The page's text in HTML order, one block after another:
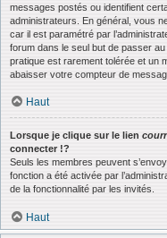
messages postés ou identifient
administrateurs. En général, vous
car il est paramétré par
forum dans le seul but de passer
pratique est rarement tolérée et un
abaisser votre compteur de
Haut
Lorsque je clique sur le lien
connecter !?
Seuls les membres peuvent
fonction a été activée par
de la fonctionnalité par les invités.
Haut